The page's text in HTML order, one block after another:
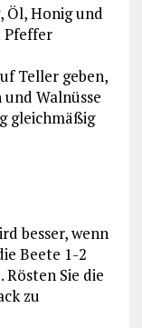
Öl, Honig und
Pfeffer
Teller geben,
Walnüsse
gleichmäßig
besser, wenn
Beete 1-2
Rösten Sie die
zu